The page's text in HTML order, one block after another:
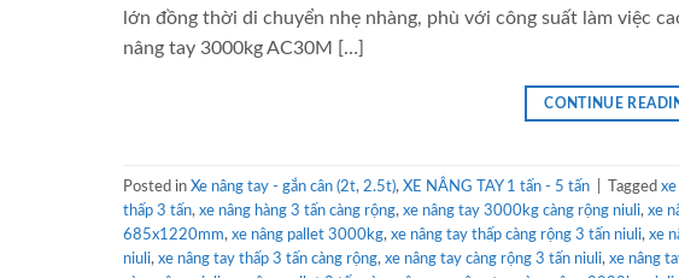
lớn đồng thời di chuyển nhẹ nhàng, phù với công suất làm việc
nâng tay 3000kg AC30M […]
CONTINUE
Posted in Xe nâng tay - gắn cân (2t, 2.5t), XE NÂNG TAY 1 tấn - 5 tấn Tagged xe
thấp 3 tấn, xe nâng hàng 3 tấn càng rộng, xe nâng tay 3000kg càng rộng niuli, xe
685x1220mm, xe nâng pallet 3000kg, xe nâng tay thấp càng rộng 3 tấn niuli, xe
niuli, xe nâng tay thấp 3 tấn càng rộng, xe nâng tay càng rộng 3 tấn niuli, xe nâng